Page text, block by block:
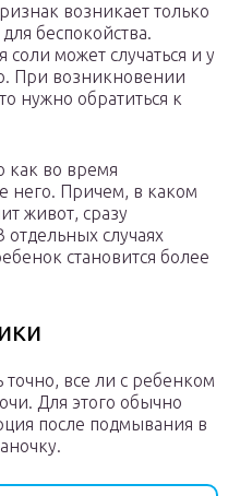
возникает только
беспокойства.
может случаться и у
При возникновении
нужно обратиться к
как во время
него. Причем, в каком
живот, сразу
случаях
становится более
точно, все ли с ребенком
Для этого обычно
после подмывания в